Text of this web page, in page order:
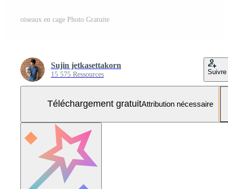
oiseaux en cage Photo Gratuite
Sujin jetkasettakorn
15 575 Ressources Suivre
Téléchargement gratuitAttribution nécessaire